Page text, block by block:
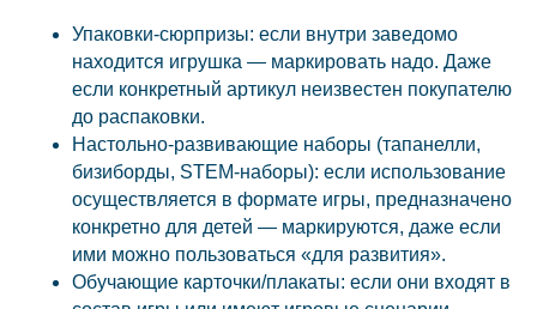
Упаковки-сюрпризы: если внутри заведомо
находится игрушка — маркировать надо. Даже
если конкретный артикул неизвестен покупателю
до распаковки.
Настольно-развивающие наборы (тапанелли,
бизиборды, STEM-наборы): если использование
осуществляется в формате игры, предназначено
конкретно для детей — маркируются, даже если
ими можно пользоваться «для развития».
Обучающие карточки/плакаты: если они входят в